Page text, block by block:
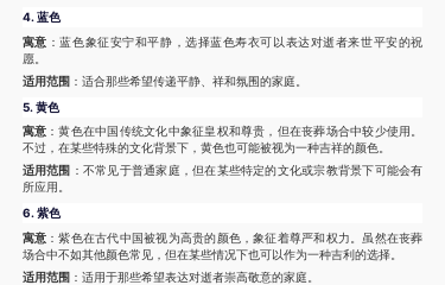
4. 蓝色
寓意 ：蓝色象征安宁和平静，选择蓝色寿衣可以表达对逝者来世平安的祝
愿。
适用范围 ：适合那些希望传递平静、祥和氛围的家庭。
5. 黄色
寓意 ：黄色在中国传统文化中象征皇权和尊贵，但在丧葬场合中较少使用。
不过，在某些特殊的文化背景下，黄色也可能被视为一种吉祥的颜色。
适用范围 ：不常见于普通家庭，但在某些特定的文化或宗教背景下可能会有
所应用。
6. 紫色
寓意 ：紫色在古代中国被视为高贵的颜色，象征着尊严和权力。虽然在丧葬
场合中不如其他颜色常见，但在某些情况下也可以作为一种吉利的选择。
适用范围 ：适用于那些希望表达对逝者崇高敬意的家庭。